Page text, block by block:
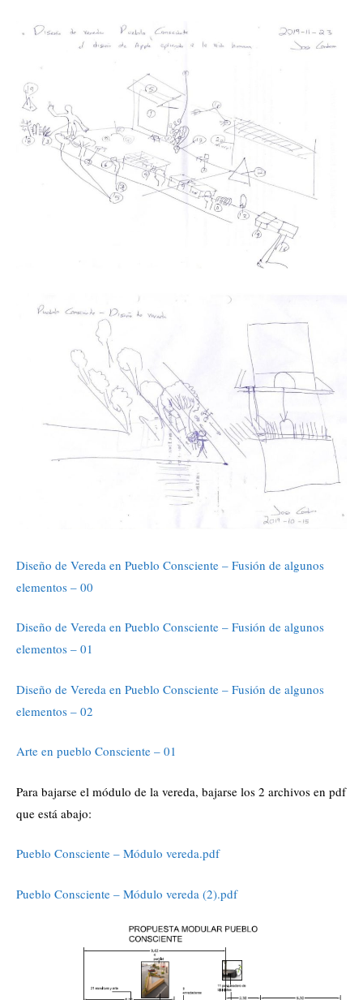
Diseño de Vereda en Pueblo Consciente – Fusión de algunos
elementos – 00
Diseño de Vereda en Pueblo Consciente – Fusión de algunos
elementos – 01
Diseño de Vereda en Pueblo Consciente – Fusión de algunos
elementos – 02
Arte en pueblo Consciente – 01
Para bajarse el módulo de la vereda, bajarse los 2 archivos en pdf
que está abajo:
Pueblo Consciente – Módulo vereda.pdf
Pueblo Consciente – Módulo vereda (2).pdf